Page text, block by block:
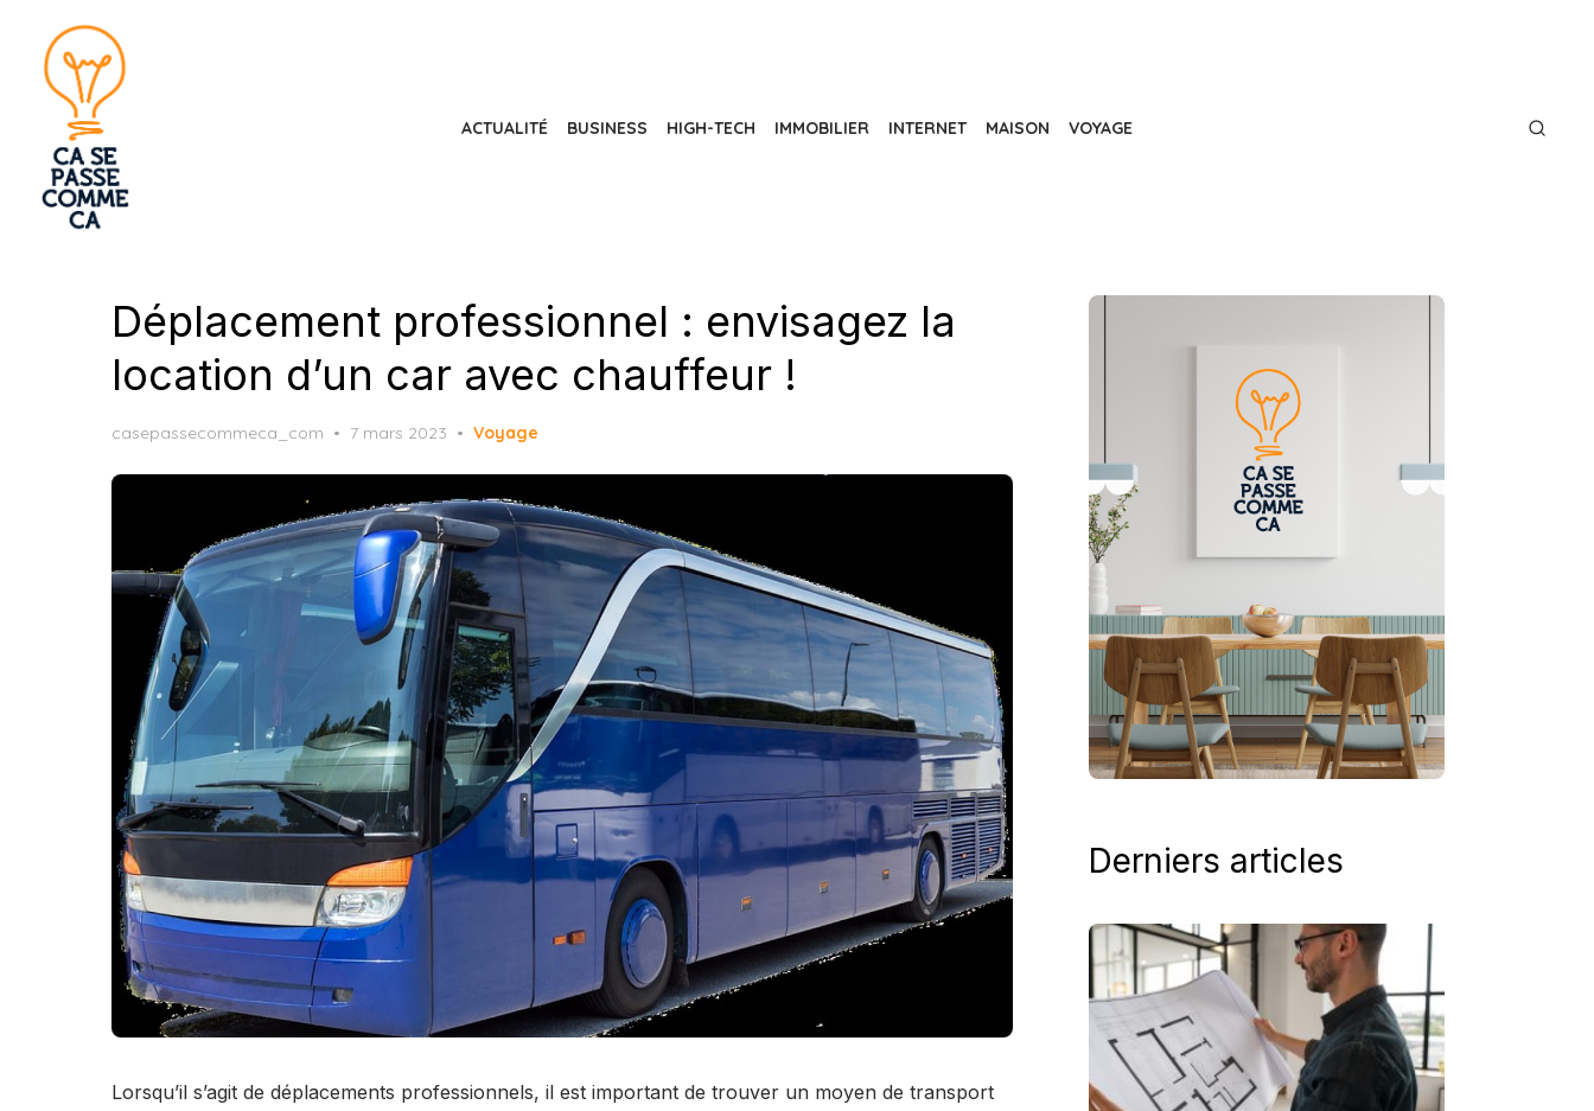
ACTUALITÉ BUSINESS HIGH-TECH IMMOBILIER INTERNET MAISON VOYAGE
Déplacement professionnel : envisagez la
location d’un car avec chauffeur !
casepassecommeca_com
Posted
7 mars 2023 Voyage
Lorsqu’il s’agit de déplacements professionnels, il est important de trouver un moyen de transport
Derniers articles